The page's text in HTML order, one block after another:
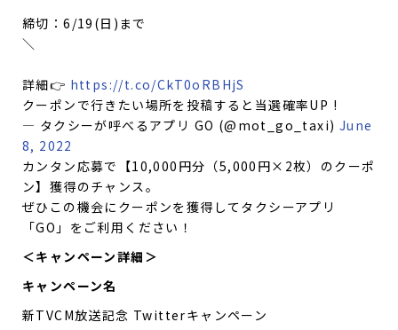
締切：6/19(日)まで
＼
詳細👉 https://t.co/CkT0oRBHjS
クーポンで行きたい場所を投稿すると当選確率UP !
— タクシーが呼べるアプリ GO (@mot_go_taxi) June
8, 2022
カンタン応募で【10,000円分（5,000円×2枚）のクーポ
ン】獲得のチャンス。
ぜひこの機会にクーポンを獲得してタクシーアプリ
「GO」をご利用ください！
＜キャンペーン詳細＞
キャンペーン名
新TVCM放送記念 Twitterキャンペーン